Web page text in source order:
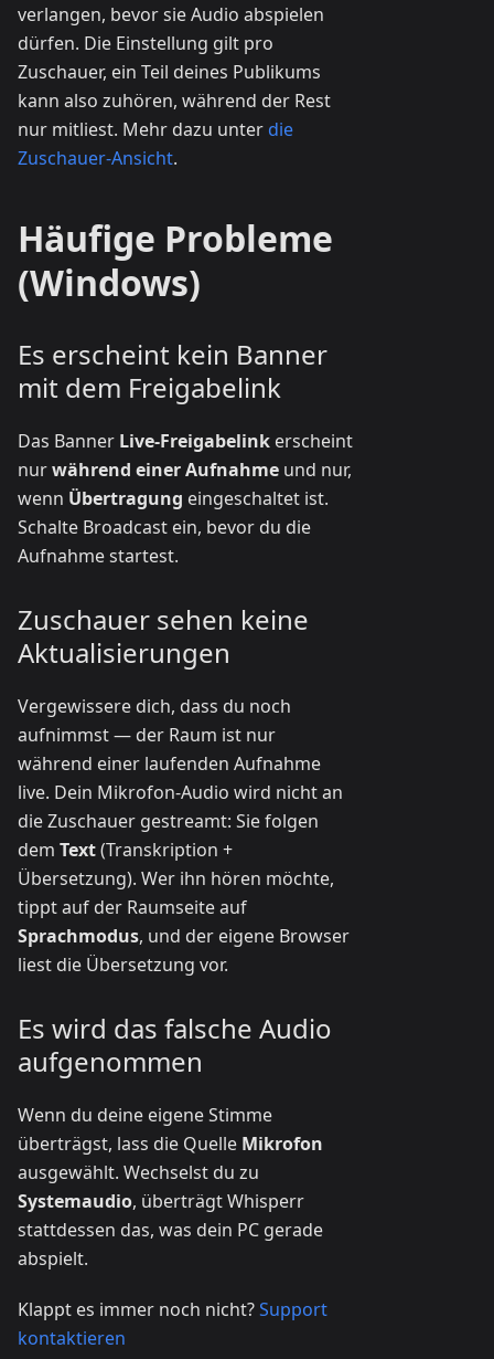
verlangen, bevor sie Audio abspielen
dürfen. Die Einstellung gilt pro
Zuschauer, ein Teil deines Publikums
kann also zuhören, während der Rest
nur mitliest. Mehr dazu unter die
Zuschauer-Ansicht.
Häufige Probleme
(Windows)
Es erscheint kein Banner
mit dem Freigabelink
Das Banner Live-Freigabelink erscheint
nurwährend einer Aufnahme und nur,
wenn Übertragung eingeschaltet ist.
Schalte Broadcast ein, bevor du die
Aufnahme startest.
Zuschauer sehen keine
Aktualisierungen
Vergewissere dich, dass du noch
aufnimmst — der Raum ist nur
während einer laufenden Aufnahme
live. Dein Mikrofon-Audio wird nicht an
die Zuschauer gestreamt: Sie folgen
dem Text(Transkription +
Übersetzung). Wer ihn hören möchte,
tippt auf der Raumseite auf
Sprachmodus, und der eigene Browser
liest die Übersetzung vor.
Es wird das falsche Audio
aufgenommen
Wenn du deine eigene Stimme
überträgst, lass die Quelle Mikrofon
ausgewählt. Wechselst du zu
Systemaudio, überträgt Whisperr
stattdessen das, was dein PC gerade
abspielt.
Klappt es immer noch nicht?Support
kontaktieren